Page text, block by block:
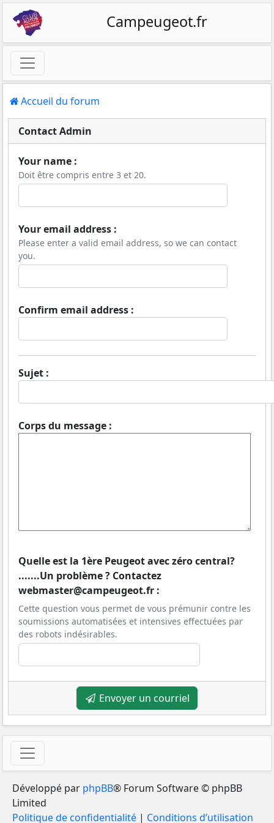
Campeugeot.fr
Accueil du forum
Contact Admin
Your name :
Doit être compris entre 3 et 20.
Your email address :
Please enter a valid email address, so we can contact
you.
Confirm email address :
Sujet :
Corps du message :
Quelle est la 1ère Peugeot avec zéro central?
.......Un problème ? Contactez
webmaster@campeugeot.fr :
Cette question vous permet de vous prémunir contre les
soumissions automatisées et intensives effectuées par
des robots indésirables.
Envoyer un courriel
Développé par phpBB® Forum Software © phpBB
Limited
Politique de confidentialité | Conditions d’utilisation